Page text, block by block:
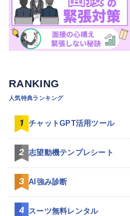
RANKING
人気特典ランキング
チャットGPT活用ツール
志望動機テンプレシート
AI強み診断
スーツ無料レンタル